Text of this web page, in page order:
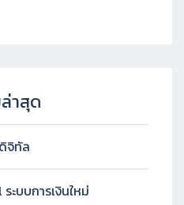
าสุด
จิทัล
ะบบการเงินใหม่